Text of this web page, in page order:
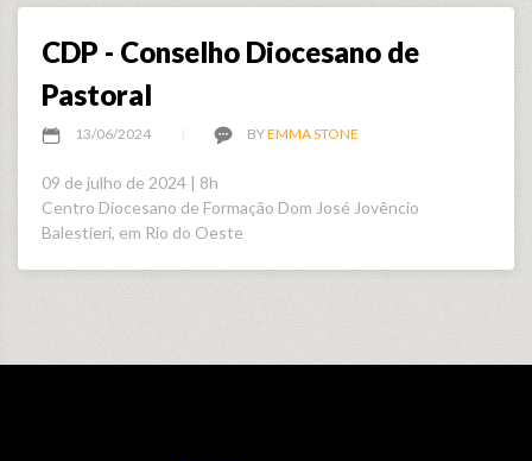
CDP - Conselho Diocesano de
Pastoral
13/06/2024 BYEMMA STONE
09 de julho de 2024 | 8h
Centro Diocesano de Formação Dom José Jovêncio
Balestieri, em Rio do Oeste